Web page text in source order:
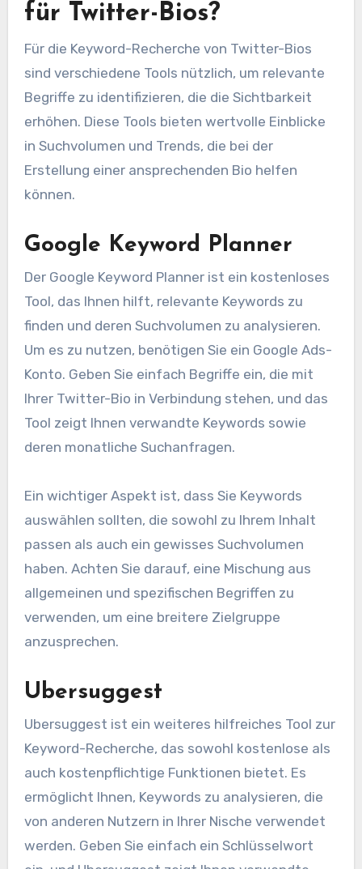
für Twitter-Bios?
Für die Keyword-Recherche von Twitter-Bios
sind verschiedene Tools nützlich, um relevante
Begriffe zu identifizieren, die die Sichtbarkeit
erhöhen. Diese Tools bieten wertvolle Einblicke
in Suchvolumen und Trends, die bei der
Erstellung einer ansprechenden Bio helfen
können.
Google Keyword Planner
Der Google Keyword Planner ist ein kostenloses
Tool, das Ihnen hilft, relevante Keywords zu
finden und deren Suchvolumen zu analysieren.
Um es zu nutzen, benötigen Sie ein Google Ads-
Konto. Geben Sie einfach Begriffe ein, die mit
Ihrer Twitter-Bio in Verbindung stehen, und das
Tool zeigt Ihnen verwandte Keywords sowie
deren monatliche Suchanfragen.
Ein wichtiger Aspekt ist, dass Sie Keywords
auswählen sollten, die sowohl zu Ihrem Inhalt
passen als auch ein gewisses Suchvolumen
haben. Achten Sie darauf, eine Mischung aus
allgemeinen und spezifischen Begriffen zu
verwenden, um eine breitere Zielgruppe
anzusprechen.
Ubersuggest
Ubersuggest ist ein weiteres hilfreiches Tool zur
Keyword-Recherche, das sowohl kostenlose als
auch kostenpflichtige Funktionen bietet. Es
ermöglicht Ihnen, Keywords zu analysieren, die
von anderen Nutzern in Ihrer Nische verwendet
werden. Geben Sie einfach ein Schlüsselwort